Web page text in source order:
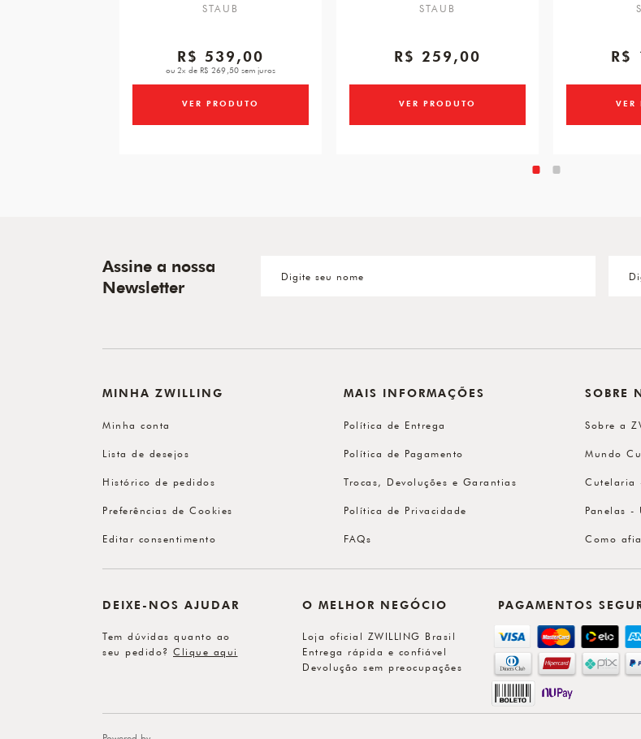
STAUB
R$ 539,00
ou 2x de R$ 269,50 sem juros
VER PRODUTO
STAUB
R$ 259,00
VER PRODUTO
R$
VER
Assine a nossa
Newsletter
MINHA ZWILLING
Minha conta
Lista de desejos
Histórico de pedidos
Preferências de Cookies
Editar consentimento
MAIS INFORMAÇÕES
Política de Entrega
Política de Pagamento
Trocas, Devoluções e Garantias
Política de Privacidade
FAQs
SOBRE
Sobre a
Mundo
Cutelaria
Panelas -
Como
DEIXE-NOS AJUDAR
Tem dúvidas quanto ao
seu pedido? Clique aqui
O MELHOR NEGÓCIO
Loja oficial ZWILLING Brasil
Entrega rápida e confiável
Devolução sem preocupações
PAGAMENTOS